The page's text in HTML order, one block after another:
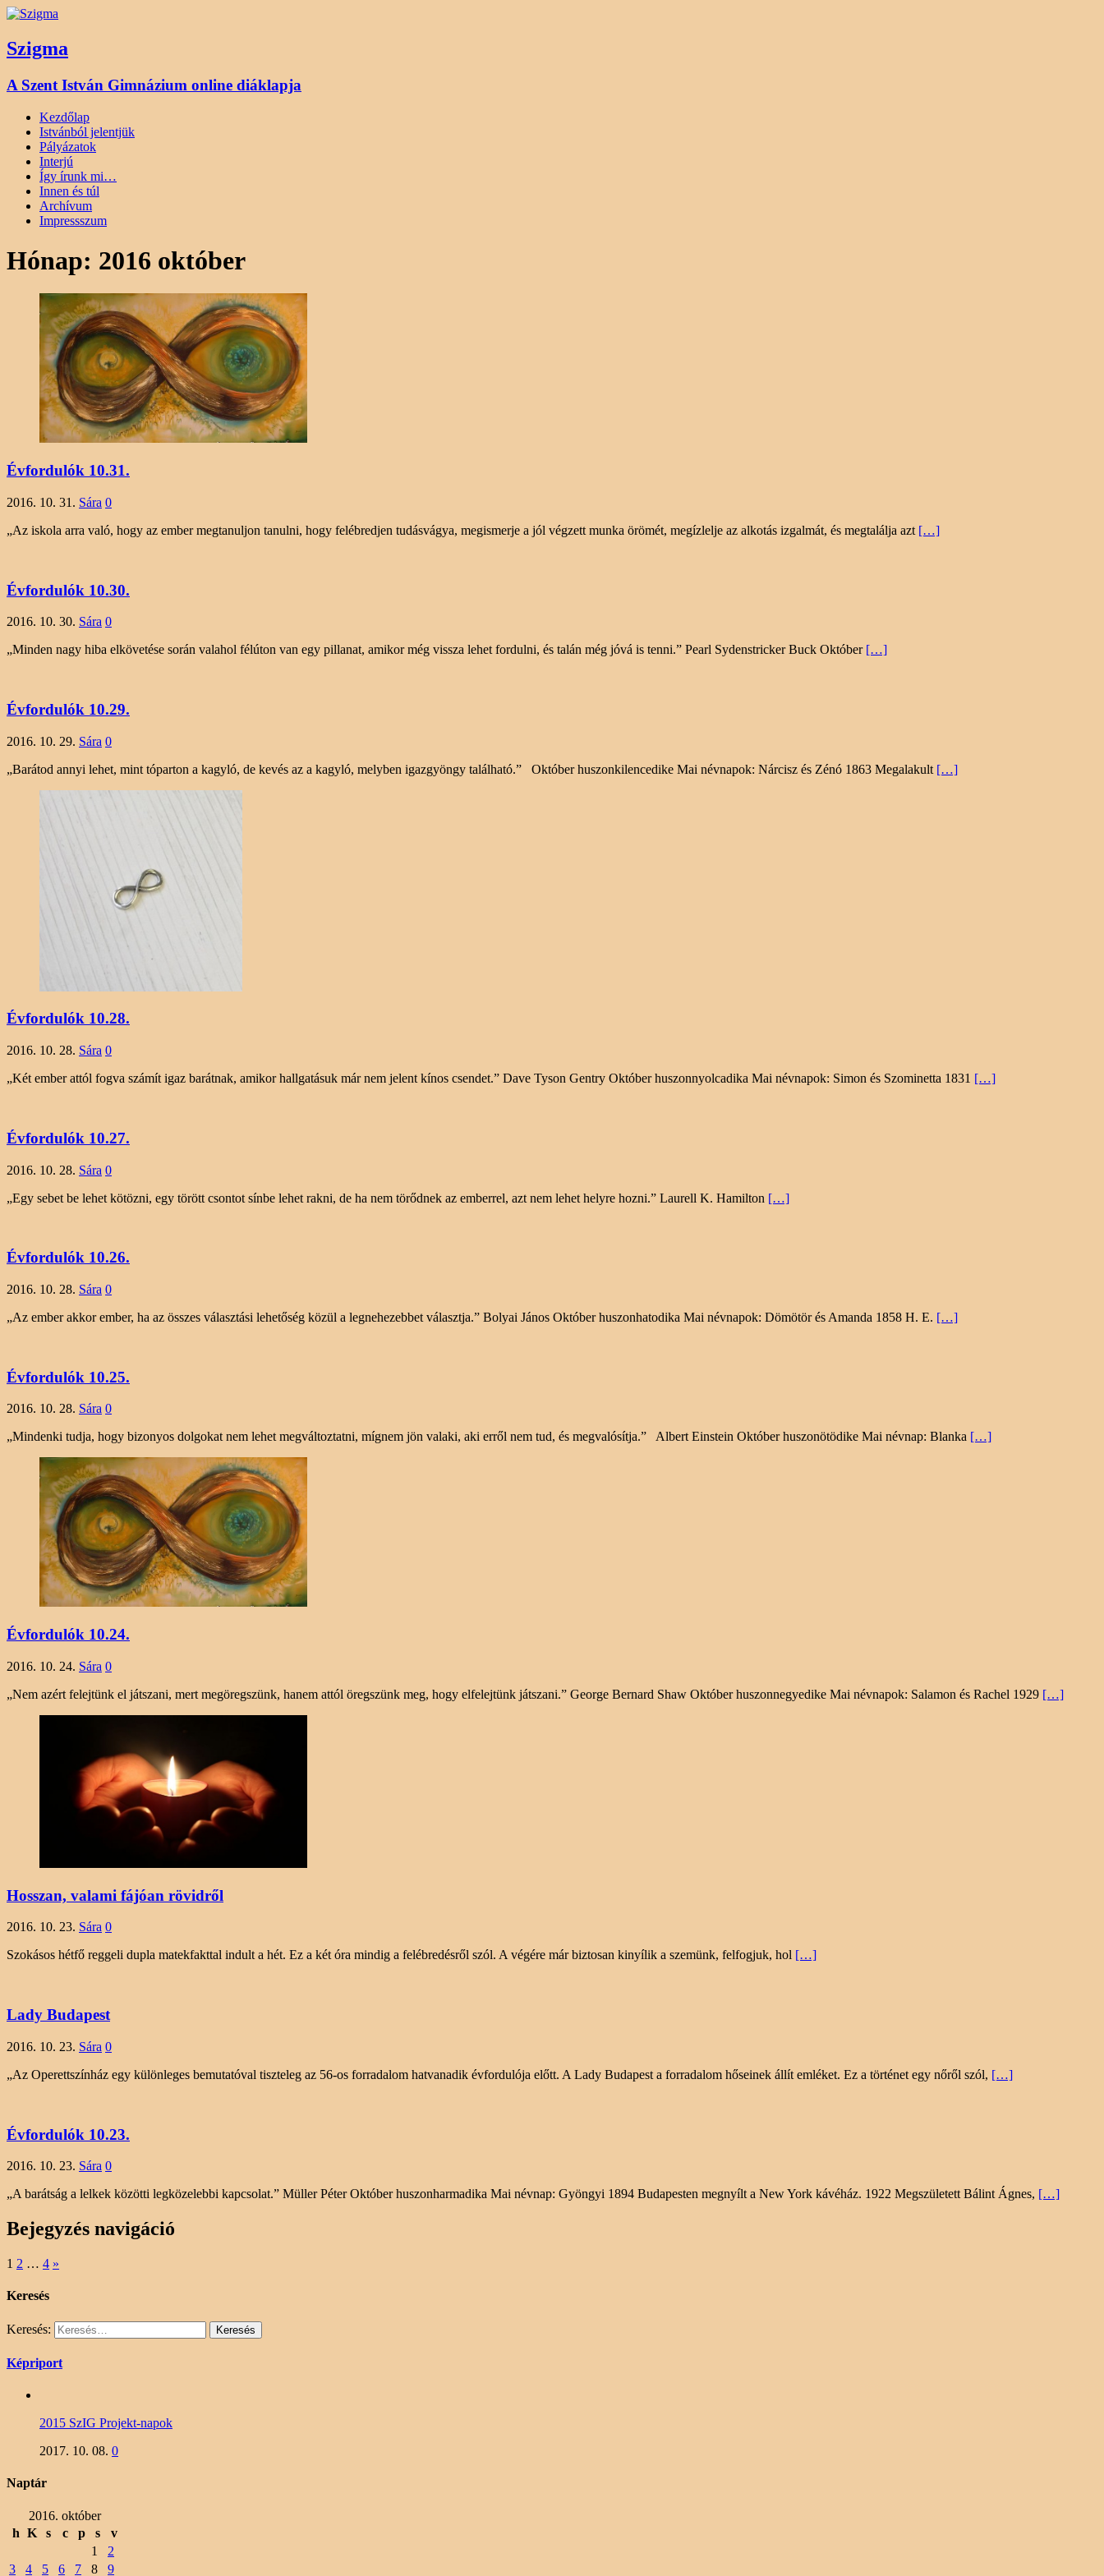
Szigma
A Szent István Gimnázium online diáklapja
Kezdőlap
Istvánból jelentjük
Pályázatok
Interjú
Így írunk mi…
Innen és túl
Archívum
Impressszum
Hónap: 2016 október
Évfordulók 10.31.
2016. 10. 31. Sára 0
„Az iskola arra való, hogy az ember megtanuljon tanulni, hogy felébredjen tudásvágya, megismerje a jól végzett munka örömét, megízlelje az alkotás izgalmát, és megtalálja azt […]
Évfordulók 10.30.
2016. 10. 30. Sára 0
„Minden nagy hiba elkövetése során valahol félúton van egy pillanat, amikor még vissza lehet fordulni, és talán még jóvá is tenni.” Pearl Sydenstricker Buck Október […]
Évfordulók 10.29.
2016. 10. 29. Sára 0
„Barátod annyi lehet, mint tóparton a kagyló, de kevés az a kagyló, melyben igazgyöngy található.” Október huszonkilencedike Mai névnapok: Nárcisz és Zénó 1863 Megalakult […]
Évfordulók 10.28.
2016. 10. 28. Sára 0
„Két ember attól fogva számít igaz barátnak, amikor hallgatásuk már nem jelent kínos csendet.” Dave Tyson Gentry Október huszonnyolcadika Mai névnapok: Simon és Szominetta 1831 […]
Évfordulók 10.27.
2016. 10. 28. Sára 0
„Egy sebet be lehet kötözni, egy törött csontot sínbe lehet rakni, de ha nem törődnek az emberrel, azt nem lehet helyre hozni.” Laurell K. Hamilton […]
Évfordulók 10.26.
2016. 10. 28. Sára 0
„Az ember akkor ember, ha az összes választási lehetőség közül a legnehezebbet választja.” Bolyai János Október huszonhatodika Mai névnapok: Dömötör és Amanda 1858 H. E. […]
Évfordulók 10.25.
2016. 10. 28. Sára 0
„Mindenki tudja, hogy bizonyos dolgokat nem lehet megváltoztatni, mígnem jön valaki, aki erről nem tud, és megvalósítja.” Albert Einstein Október huszonötödike Mai névnap: Blanka […]
Évfordulók 10.24.
2016. 10. 24. Sára 0
„Nem azért felejtünk el játszani, mert megöregszünk, hanem attól öregszünk meg, hogy elfelejtünk játszani.” George Bernard Shaw Október huszonnegyedike Mai névnapok: Salamon és Rachel 1929 […]
Hosszan, valami fájóan rövidről
2016. 10. 23. Sára 0
Szokásos hétfő reggeli dupla matekfakttal indult a hét. Ez a két óra mindig a felébredésről szól. A végére már biztosan kinyílik a szemünk, felfogjuk, hol […]
Lady Budapest
2016. 10. 23. Sára 0
„Az Operettszínház egy különleges bemutatóval tiszteleg az 56-os forradalom hatvanadik évfordulója előtt. A Lady Budapest a forradalom hőseinek állít emléket. Ez a történet egy nőről szól, […]
Évfordulók 10.23.
2016. 10. 23. Sára 0
„A barátság a lelkek közötti legközelebbi kapcsolat.” Müller Péter Október huszonharmadika Mai névnap: Gyöngyi 1894 Budapesten megnyílt a New York kávéház. 1922 Megszületett Bálint Ágnes, […]
Bejegyzés navigáció
1 2 … 4 »
Keresés
Keresés:
Képriport
2015 SzIG Projekt-napok
2017. 10. 08. 0
Naptár
2016. október
h K s c p s
v
1
2
3
4 5 6 7 8 9